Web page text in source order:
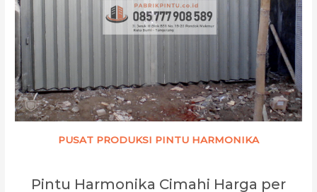
PUSAT PRODUKSI PINTU HARMONIKA
Pintu Harmonika Cimahi Harga per